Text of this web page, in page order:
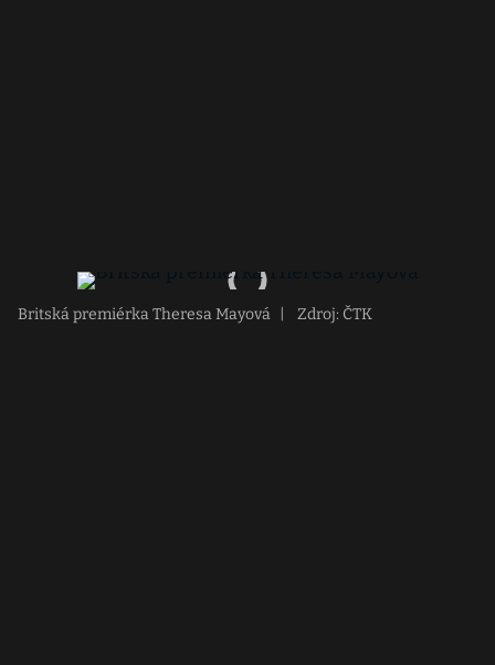
Britská premiérka Theresa Mayová Zdroj: ČTK